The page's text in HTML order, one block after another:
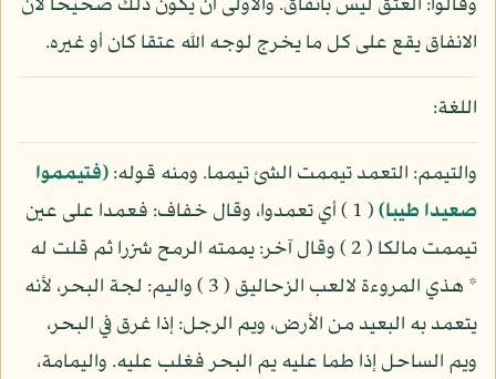
وقالوا: العتق ليس بانفاق. والأولى أن يكون ذلك صحيحا لان
الانفاق يقع على كل ما يخرج لوجه الله عتقا كان أو غيره.
اللغة:
والتيمم: التعمد تيممت الشئ تيمما. ومنه قوله:(فتيمموا
صعيدا طيبا)
( 1 ) أي تعمدوا، وقال خفاف: فعمدا على عين
تيممت مالكا ( 2 ) وقال آخر: يممته الرمح شزرا ثم قلت له
* هذي المروءة لالعب الزحاليق ( 3 ) واليم: لجة البحر، لأنه
يتعمد به البعيد من الأرض، ويم الرجل: إذا غرق في البحر،
ويم الساحل إذا طما عليه يم البحر فغلب عليه. واليمامة،